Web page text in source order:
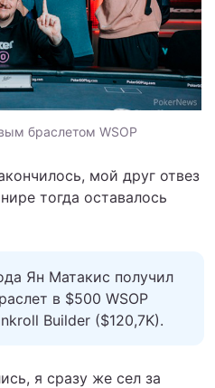
браслетом WSOP
мой друг отвез
тогда оставалось
Ян Матакис получил
в $500 WSOP
Builder ($120,7K).
я сразу же сел за